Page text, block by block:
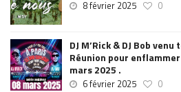
8 février 2025 0
DJ M’Rick & DJ Bob
Réunion pour
mars 2025 .
6 février 2025 0